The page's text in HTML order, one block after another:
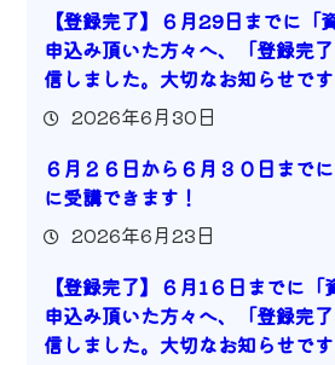
【登録完了】６月29日までに「
申込み頂いた方々へ、「登録完
信しました。大切なお知らせです
2026年6月30日
６月２６日から６月３０日まで
に受講できます！
2026年6月23日
【登録完了】６月1６日までに
申込み頂いた方々へ、「登録完
信しました。大切なお知らせです